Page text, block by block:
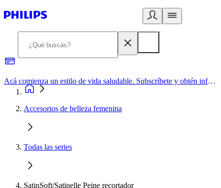
Acá comienza un estilo de vida saludable. Subscríbete y obtén información de primera mano
Accesorios de belleza femenina
Todas las series
SatinSoft/Satinelle Peine recortador